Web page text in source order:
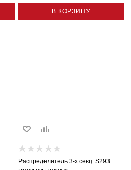
В КОРЗИНУ
Распределитель 3-х секц. S293